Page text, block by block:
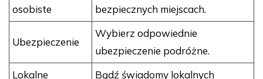
osobiste
bezpiecznych miejscach.
Ubezpieczenie
Wybierz odpowiednie
ubezpieczenie podróżne.
Lokalne
Bądź świadomy lokalnych